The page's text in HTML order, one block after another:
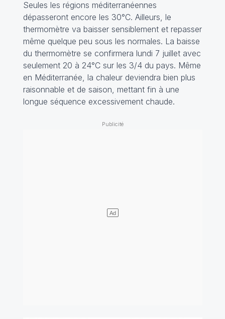
Seules les régions méditerranéennes
dépasseront encore les 30°C. Ailleurs, le
thermomètre va baisser sensiblement et repasser
même quelque peu sous les normales. La baisse
du thermomètre se confirmera lundi 7 juillet avec
seulement 20 à 24°C sur les 3/4 du pays. Même
en Méditerranée, la chaleur deviendra bien plus
raisonnable et de saison, mettant fin à une
longue séquence excessivement chaude.